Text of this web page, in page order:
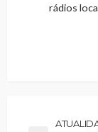
rádios